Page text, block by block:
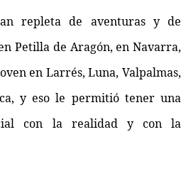
repleta de aventuras y de
Petilla de Aragón, en Navarra,
en Larrés, Luna, Valpalmas,
y eso le permitió tener una
con la realidad y con la